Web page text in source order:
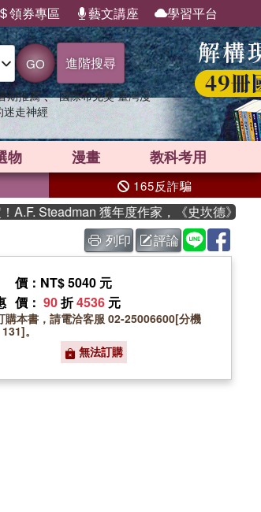
領券專區 藝文講座 學習平台
GO 進階搜尋
期推薦 、 國際布克獎 臺灣漫
迷走神經
物 漫畫 教科考用
165反詐騙
Steadman 獲年度作家，《史坎德》系列帶
列印 評論
：NT$ 5040 元
價 ： 90折4536 元
購本書，請電洽客服 02-25006600[分機
。
無法訂購